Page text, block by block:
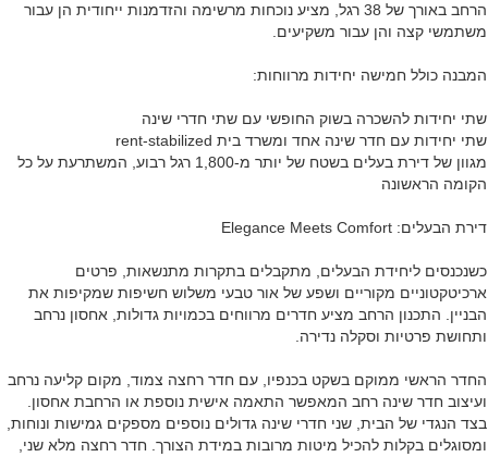
הרחב באורך של 38 רגל, מציע נוכחות מרשימה והזדמנות ייחודית הן עבור
משתמשי קצה והן עבור משקיעים.
המבנה כולל חמישה יחידות מרווחות:
שתי יחידות להשכרה בשוק החופשי עם שתי חדרי שינה
שתי יחידות עם חדר שינה אחד ומשרד בית rent-stabilized
מגוון של דירת בעלים בשטח של יותר מ-1,800 רגל רבוע, המשתרעת על כל
הקומה הראשונה
דירת הבעלים: Elegance Meets Comfort
כשנכנסים ליחידת הבעלים, מתקבלים בתקרות מתנשאות, פרטים
ארכיטקטוניים מקוריים ושפע של אור טבעי משלוש חשיפות שמקיפות את
הבניין. התכנון הרחב מציע חדרים מרווחים בכמויות גדולות, אחסון נרחב
ותחושת פרטיות וסקלה נדירה.
החדר הראשי ממוקם בשקט בכנפיו, עם חדר רחצה צמוד, מקום קליעה נרחב
ועיצוב חדר שינה רחב המאפשר התאמה אישית נוספת או הרחבת אחסון.
בצד הנגדי של הבית, שני חדרי שינה גדולים נוספים מספקים גמישות ונוחות,
ומסוגלים בקלות להכיל מיטות מרובות במידת הצורך. חדר רחצה מלא שני,